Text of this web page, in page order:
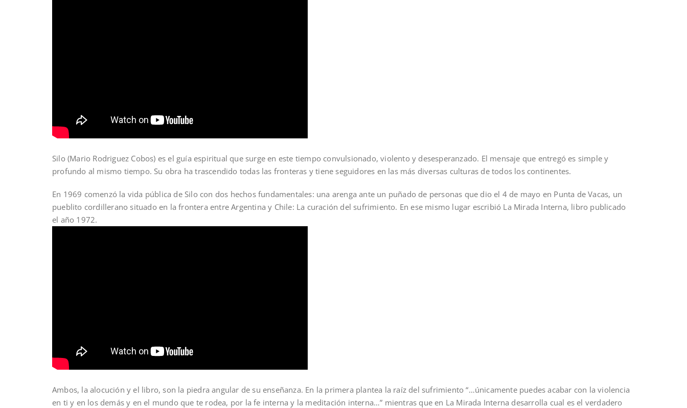
Silo (Mario Rodriguez Cobos) es el guía espiritual que surge en este tiempo convulsionado, violento y desesperanzado. El mensaje que entregó es simple y
profundo al mismo tiempo. Su obra ha trascendido todas las fronteras y tiene seguidores en las más diversas culturas de todos los continentes.
En 1969 comenzó la vida pública de Silo con dos hechos fundamentales: una arenga ante un puñado de personas que dio el 4 de mayo en Punta de Vacas, un
pueblito cordillerano situado en la frontera entre Argentina y Chile: La curación del sufrimiento. En ese mismo lugar escribió La Mirada Interna, libro publicado
el año 1972.
Ambos, la alocución y el libro, son la piedra angular de su enseñanza. En la primera plantea la raíz del sufrimiento “…únicamente puedes acabar con la violencia
en ti y en los demás y en el mundo que te rodea, por la fe interna y la meditación interna…” mientras que en La Mirada Interna desarrolla cual es el verdadero